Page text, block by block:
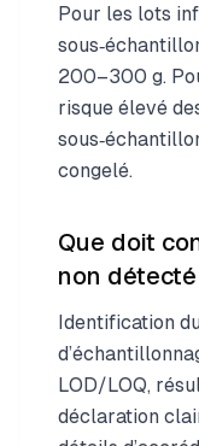
Pour les lots
200–300 g.
risque élevé
congelé.
Que doit
non détecté
Identification
LOD/LOQ,
déclaration